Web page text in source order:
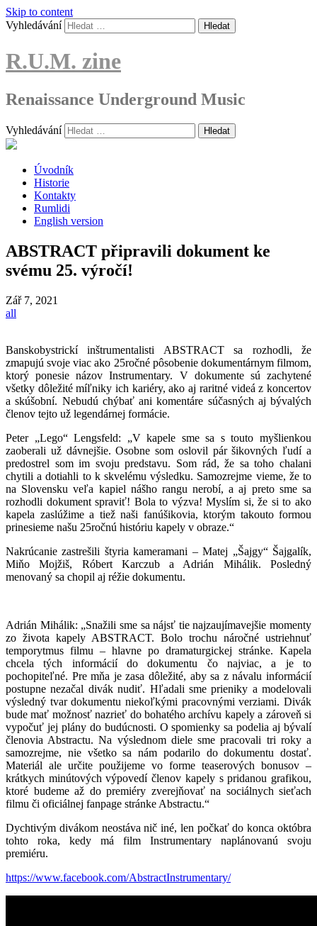
Skip to content
Vyhledávání
R.U.M. zine
Renaissance Underground Music
Vyhledávání
Úvodník
Historie
Kontakty
Rumlidi
English version
ABSTRACT připravili dokument ke
svému 25. výročí!
Zář 7, 2021
all
Banskobystrickí inštrumentalisti ABSTRACT sa rozhodli, že
zmapujú svoje viac ako 25ročné pôsobenie dokumentárnym filmom,
ktorý ponesie názov Instrumentary. V dokumente sú zachytené
všetky dôležité míľniky ich kariéry, ako aj raritné videá z koncertov
a skúšobní. Nebudú chýbať ani komentáre súčasných aj bývalých
členov tejto už legendárnej formácie.
Peter „Lego“ Lengsfeld: „V kapele sme sa s touto myšlienkou
zaoberali už dávnejšie. Osobne som oslovil pár šikovných ľudí a
predostrel som im svoju predstavu. Som rád, že sa toho chalani
chytili a dotiahli to k skvelému výsledku. Samozrejme vieme, že to
na Slovensku veľa kapiel nášho rangu nerobí, a aj preto sme sa
rozhodli dokument spraviť! Bola to výzva! Myslím si, že si to ako
kapela zaslúžime a tiež naši fanúšikovia, ktorým takouto formou
prinesieme našu 25ročnú históriu kapely v obraze.“
Nakrúcanie zastrešili štyria kameramani – Matej „Šajgy“ Šajgalík,
Miňo Mojžiš, Róbert Karczub a Adrián Mihálik. Posledný
menovaný sa chopil aj réžie dokumentu.
Adrián Mihálik: „Snažili sme sa nájsť tie najzaujímavejšie momenty
zo života kapely ABSTRACT. Bolo trochu náročné ustriehnuť
temporytmus filmu – hlavne po dramaturgickej stránke. Kapela
chcela tých informácií do dokumentu čo najviac, a je to
pochopiteľné. Pre mňa je zasa dôležité, aby sa z návalu informácií
postupne nezačal divák nudiť. Hľadali sme prieniky a modelovali
výsledný tvar dokumentu niekoľkými pracovnými verziami. Divák
bude mať možnosť nazrieť do bohatého archívu kapely a zároveň si
vypočuť jej plány do budúcnosti. O spomienky sa podelia aj bývalí
členovia Abstractu. Na výslednom diele sme pracovali tri roky a
samozrejme, nie všetko sa nám podarilo do dokumentu dostať.
Materiál ale určite použijeme vo forme teaserových bonusov –
krátkych minútových výpovedí členov kapely s pridanou grafikou,
ktoré budeme až do premiéry zverejňovať na sociálnych sieťach
filmu či oficiálnej fanpage stránke Abstractu.“
Dychtivým divákom neostáva nič iné, len počkať do konca októbra
tohto roka, kedy má film Instrumentary naplánovanú svoju
premiéru.
https://www.facebook.com/AbstractInstrumentary/